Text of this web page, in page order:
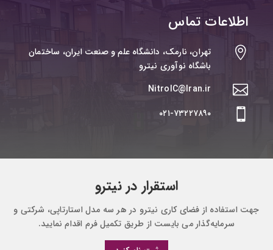
اطلاعات تماس

تهران، نارمک، دانشگاه علم و صنعت ایران، ساختمان
باشگاه نوآوری نیترو

NitroIC@Iran.ir
 ۰۲۱-۷۳۲۲۷۸۹۰
استقرار در نیترو
جهت استفاده از فضای کاری نیترو در هر سه مدل استارتاپی، شرکتی و
سرمایه‌گذار می بایست از طریق تکمیل فرم اقدام نمایید.